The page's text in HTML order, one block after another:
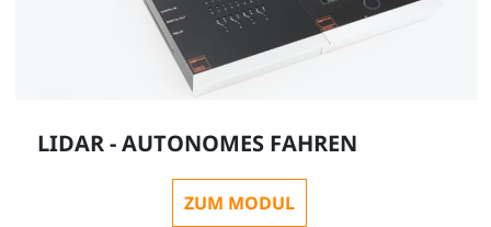
LIDAR - AUTONOMES FAHREN
ZUM MODUL